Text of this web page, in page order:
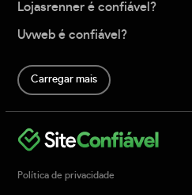
Lojasrenner é confiável?
Uvweb é confiável?
Carregar mais
Política de privacidade